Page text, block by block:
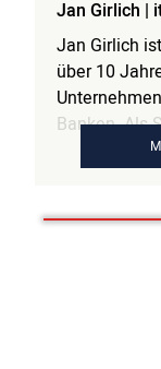
Jan Girlich |
Jan Girlich
über 10
Banken. Als
Security